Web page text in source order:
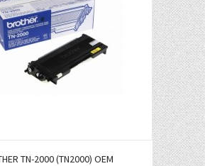
Į KREPŠELĮ
TN-2000 (TN2000) OEM